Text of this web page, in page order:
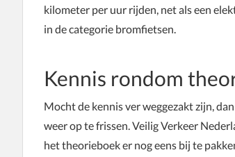
kilometer per uur rijden, net als een
in de categorie bromfietsen.
Kennis rondom
Mocht de kennis ver weggezakt zijn,
weer op te frissen. Veilig Verkeer
het theorieboek er nog eens bij te